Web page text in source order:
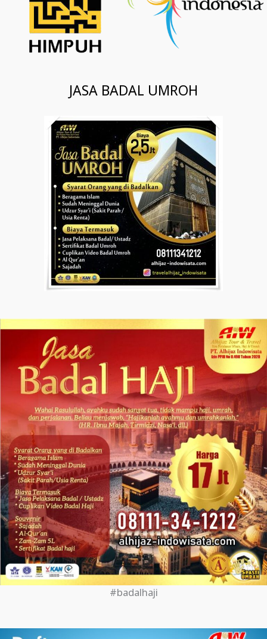
JASA BADAL UMROH
#badalhaji